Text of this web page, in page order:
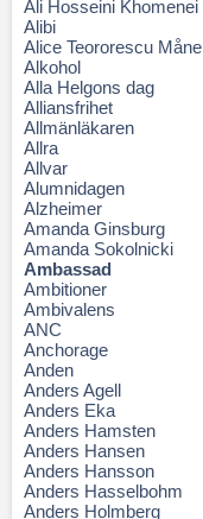
Ali Hosseini Khomenei
Alibi
Alice Teororescu Måne
Alkohol
Alla Helgons dag
Alliansfrihet
Allmänläkaren
Allra
Allvar
Alumnidagen
Alzheimer
Amanda Ginsburg
Amanda Sokolnicki
Ambassad
Ambitioner
Ambivalens
ANC
Anchorage
Anden
Anders Agell
Anders Eka
Anders Hamsten
Anders Hansen
Anders Hansson
Anders Hasselbohm
Anders Holmberg